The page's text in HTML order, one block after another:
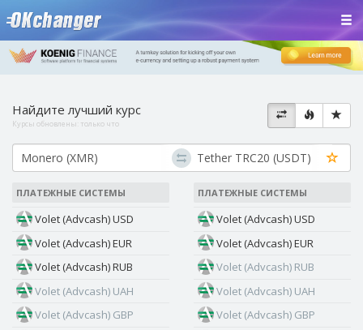
Найдите лучший курс
Курсы обновлены: только что
ПЛАТЕЖНЫЕ СИСТЕМЫ
Volet (Advcash) USD
Volet (Advcash) EUR
Volet (Advcash) RUB
Volet (Advcash) UAH
Volet (Advcash) GBP
ПЛАТЕЖНЫЕ СИСТЕМЫ
Volet (Advcash) USD
Volet (Advcash) EUR
Volet (Advcash) RUB
Volet (Advcash) UAH
Volet (Advcash) GBP